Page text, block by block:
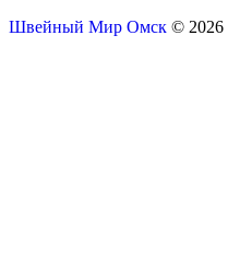
Швейный Мир Омск © 2026